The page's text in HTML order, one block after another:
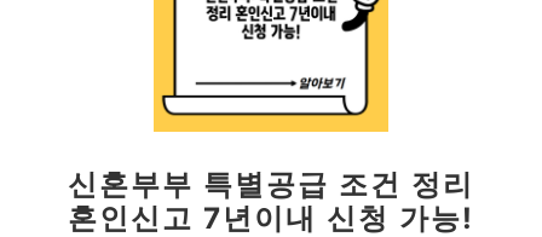
신혼부부 특별공급 조건 정리
혼인신고 7년이내 신청 가능!